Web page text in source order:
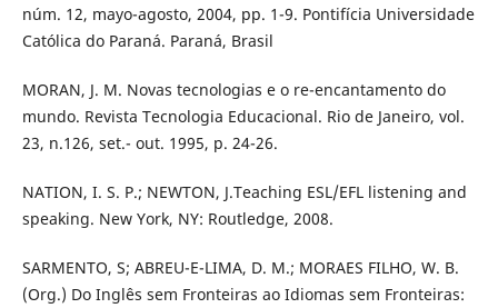
núm. 12, mayo-agosto, 2004, pp. 1-9. Pontifícia Universidade
Católica do Paraná. Paraná, Brasil
MORAN, J. M. Novas tecnologias e o re-encantamento do
mundo. Revista Tecnologia Educacional. Rio de Janeiro, vol.
23, n.126, set.- out. 1995, p. 24-26.
NATION, I. S. P.; NEWTON, J.Teaching ESL/EFL listening and
speaking. New York, NY: Routledge, 2008.
SARMENTO, S; ABREU-E-LIMA, D. M.; MORAES FILHO, W. B.
(Org.) Do Inglês sem Fronteiras ao Idiomas sem Fronteiras: